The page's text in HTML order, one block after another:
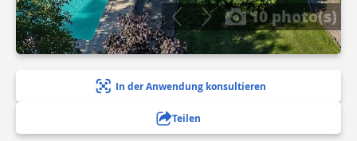
10 photo(s)
In der Anwendung konsultieren
Teilen